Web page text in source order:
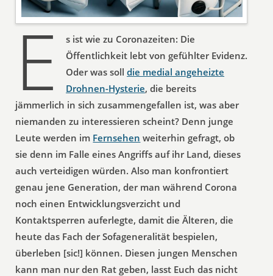
E
s ist wie zu Coronazeiten: Die
Öffentlichkeit lebt von gefühlter Evidenz.
Oder was solldie medial angeheizte
Drohnen-Hysterie, die bereits
jämmerlich in sich zusammengefallen ist, was aber
niemanden zu interessieren scheint? Denn junge
Leute werden im Fernsehen weiterhin gefragt, ob
sie denn im Falle eines Angriffs auf ihr Land, dieses
auch verteidigen würden. Also man konfrontiert
genau jene Generation, der man während Corona
noch einen Entwicklungsverzicht und
Kontaktsperren auferlegte, damit die Älteren, die
heute das Fach der Sofageneralität bespielen,
überleben [sic!] können. Diesen jungen Menschen
kann man nur den Rat geben, lasst Euch das nicht